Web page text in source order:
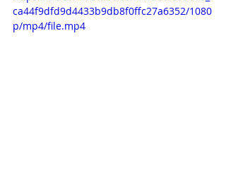
ca44f9dfd9d4433b9db8f0ffc27a6352/1080
p/mp4/file.mp4